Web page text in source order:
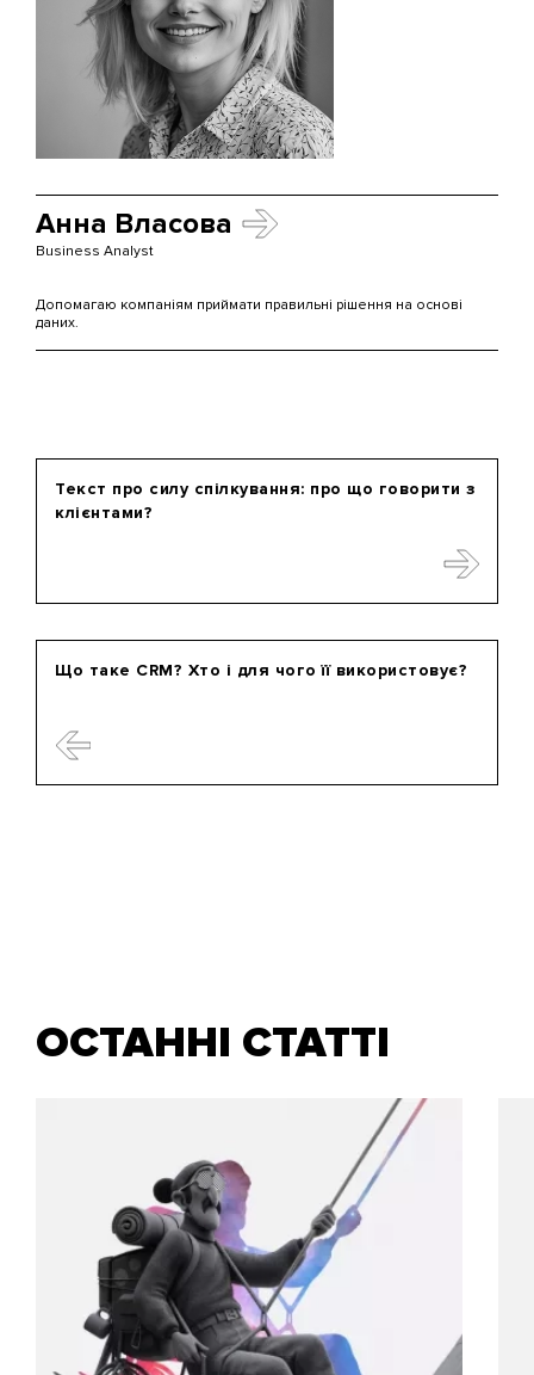
Анна Власова
Business Analyst
Допомагаю компаніям приймати правильні рішення на основі
даних.
Що таке CRM? Хто і для чого її використовує?
Текст про силу спілкування: про що говорити з
клієнтами?
ОСТАННІ СТАТТІ